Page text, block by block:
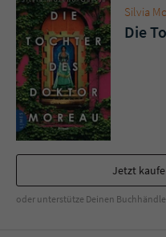
Silvia
Die
Jetzt
oder unterstütze Deinen
überprüfen.